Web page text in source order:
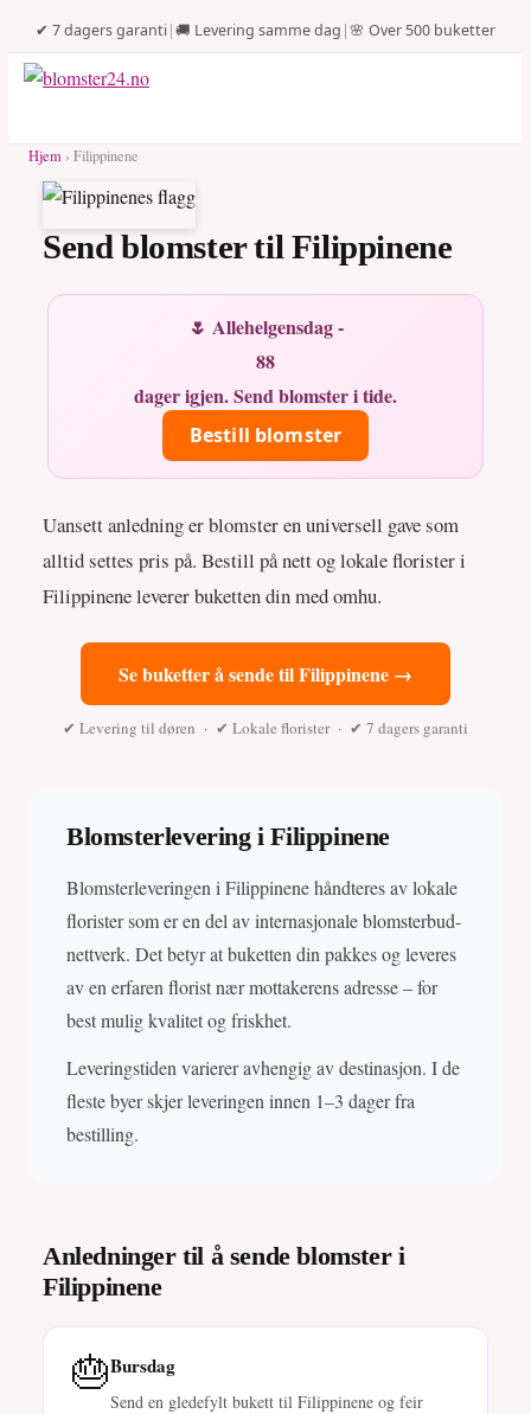
✔ 7 dagers garanti|🚚 Levering samme dag |🌸 Over 500 buketter
Hjem › Filippinene
Send blomster til Filippinene
🌷 Allehelgensdag -
88
dager igjen. Send blomster i tide.
Bestill blomster
Uansett anledning er blomster en universell gave som
alltid settes pris på. Bestill på nett og lokale florister i
Filippinene leverer buketten din med omhu.
Se buketter å sende til Filippinene →
✔ Levering til døren · ✔ Lokale florister · ✔ 7 dagers garanti
Blomsterlevering i Filippinene
Blomsterleveringen i Filippinene håndteres av lokale
florister som er en del av internasjonale blomsterbud-
nettverk. Det betyr at buketten din pakkes og leveres
av en erfaren florist nær mottakerens adresse – for
best mulig kvalitet og friskhet.
Leveringstiden varierer avhengig av destinasjon. I de
fleste byer skjer leveringen innen 1–3 dager fra
bestilling.
Anledninger til å sende blomster i
Filippinene
🎂Bursdag
Send en gledefylt bukett til Filippinene og feir